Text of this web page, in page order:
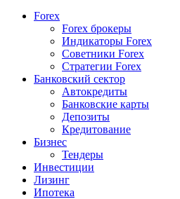
Forex
Forex брокеры
Индикаторы Forex
Советники Forex
Стратегии Forex
Банковский сектор
Автокредиты
Банковские карты
Депозиты
Кредитование
Бизнес
Тендеры
Инвестиции
Лизинг
Ипотека